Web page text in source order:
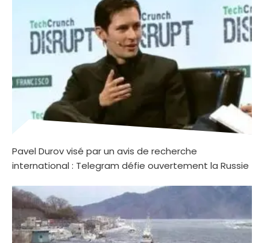
Pavel Durov visé par un avis de recherche
international : Telegram défie ouvertement la Russie